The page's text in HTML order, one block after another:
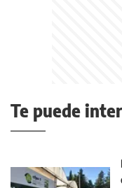
Te puede